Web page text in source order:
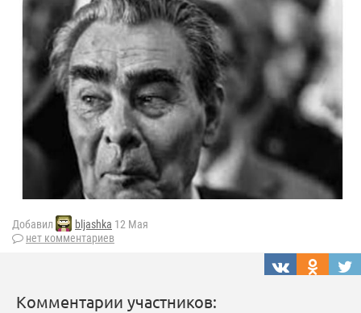
Добавил bljashka 12 Мая
нет комментариев
Комментарии участников: